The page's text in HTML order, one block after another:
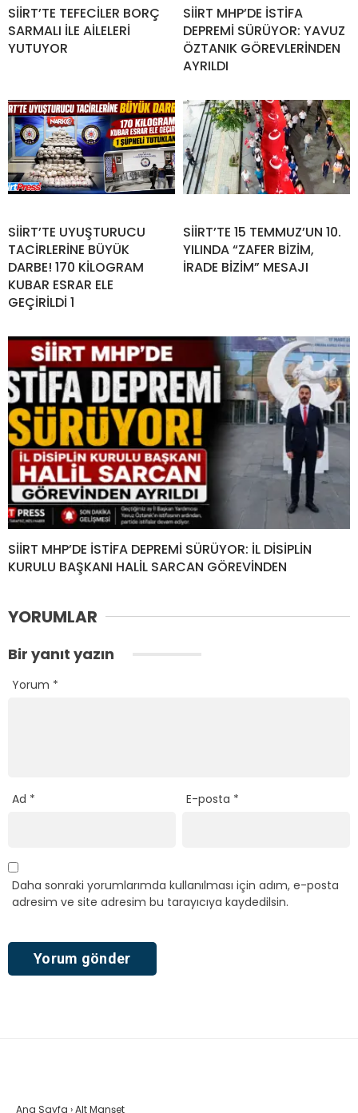
SİİRT’TE TEFECİLER BORÇ
SARMALI İLE AİLELERİ
YUTUYOR
SİİRT MHP’DE İSTİFA
DEPREMİ SÜRÜYOR: YAVUZ
ÖZTANIK GÖREVLERİNDEN
AYRILDI
SİİRT’TE UYUŞTURUCU
TACİRLERİNE BÜYÜK
DARBE! 170 KİLOGRAM
KUBAR ESRAR ELE
GEÇİRİLDİ 1
SİİRT’TE 15 TEMMUZ’UN 10.
YILINDA “ZAFER BİZİM,
İRADE BİZİM” MESAJI
SİİRT MHP’DE İSTİFA DEPREMİ SÜRÜYOR: İL DİSİPLİN
KURULU BAŞKANI HALİL SARCAN GÖREVİNDEN
YORUMLAR
Bir yanıt yazın
Yorum *
Ad * E-posta *
Daha sonraki yorumlarımda kullanılması için adım, e-posta
adresim ve site adresim bu tarayıcıya kaydedilsin.
Ana Sayfa ›Alt Manşet